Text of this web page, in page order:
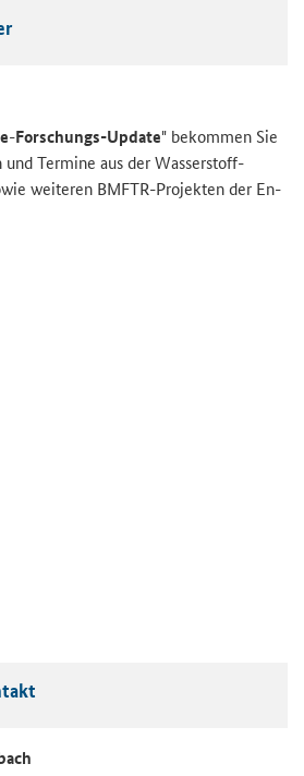
-Forschungs-​Update" be­kom­men Sie
Ter­mi­ne aus der Wasserstoff-​
wei­te­ren BMFTR-​Projekten der En­